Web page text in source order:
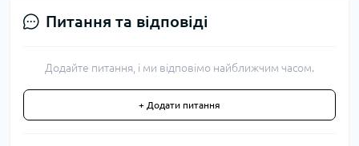
Питання та відповіді
Додайте питання, і ми відповімо найближчим часом.
+ Додати питання